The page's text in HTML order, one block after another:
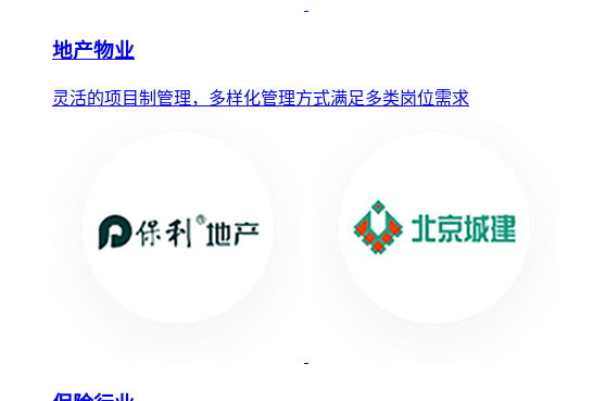
地产物业
灵活的项目制管理，多样化管理方式满足多类岗位需求